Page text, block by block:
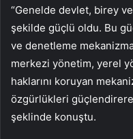
“Genelde devlet, birey
şekilde güçlü oldu. Bu
ve denetleme
merkezi yönetim, yerel
haklarını koruyan
özgürlükleri
şeklinde konuştu.